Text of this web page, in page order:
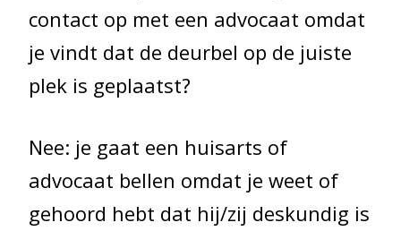
contact op met een advocaat omdat
je vindt dat de deurbel op de juiste
plek is geplaatst?
Nee: je gaat een huisarts of
advocaat bellen omdat je weet of
gehoord hebt dat hij/zij deskundig is